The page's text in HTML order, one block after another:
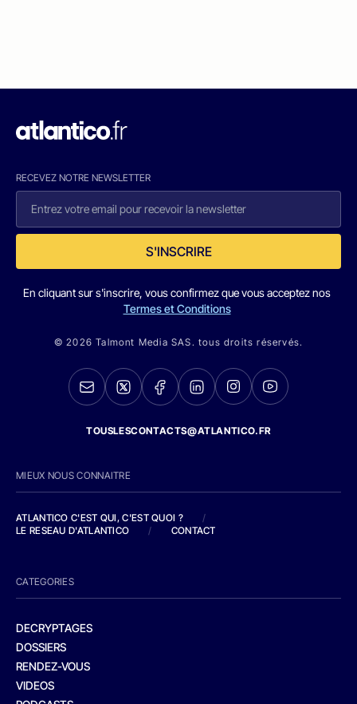
RECEVEZ NOTRE NEWSLETTER
S'INSCRIRE
En cliquant sur s'inscrire, vous confirmez que vous acceptez nos
Termes et Conditions
© 2026 Talmont Media SAS. tous droits réservés.
TOUSLESCONTACTS@ATLANTICO.FR
MIEUX NOUS CONNAITRE
ATLANTICO C'EST QUI, C'EST QUOI ?
/
LE RESEAU D'ATLANTICO
/ CONTACT
CATEGORIES
DECRYPTAGES
DOSSIERS
RENDEZ-VOUS
VIDEOS